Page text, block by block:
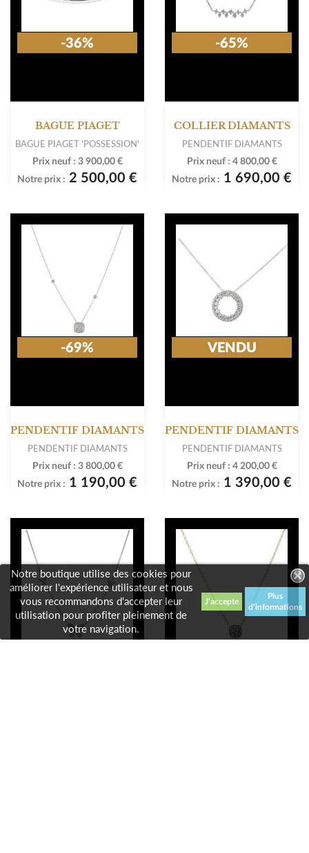
Notre boutique utilise des cookies pour
améliorer l'expérience utilisateur et nous
vous recommandons d'accepter leur
utilisation pour profiter pleinement de
votre navigation.
Plus
d'informations
BAGUE PIAGET
BAGUE PIAGET 'POSSESSION'
Prix neuf : 3 900,00 €
Notre prix : 2 500,00 €
-36%
COLLIER DIAMANTS
PENDENTIF DIAMANTS
Prix neuf : 4 800,00 €
Notre prix : 1 690,00 €
-65%
PENDENTIF DIAMANTS
PENDENTIF DIAMANTS
Prix neuf : 3 800,00 €
Notre prix : 1 190,00 €
-69%
PENDENTIF DIAMANTS
PENDENTIF DIAMANTS
Prix neuf : 4 200,00 €
Notre prix : 1 390,00 €
VENDU